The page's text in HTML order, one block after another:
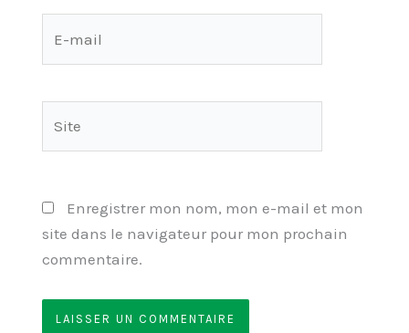
Enregistrer mon nom, mon e-mail et mon
site dans le navigateur pour mon prochain
commentaire.